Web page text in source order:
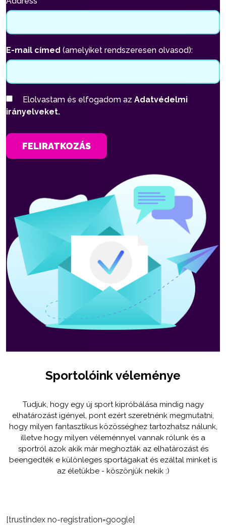
E-mail címed (amelyiket rendszeresen olvasod):
Elolvastam és elfogadom az Adatvédelmi
irányelveket.
FELIRATKOZÁS
Sportolóink véleménye
Tudjuk, hogy egy új sport kipróbálása mindig nagy
elhatározást igényel, pont ezért szeretnénk megmutatni,
hogy milyen fantasztikus közösséghez tartozhatsz nálunk,
illetve hogy milyen véleménnyel vannak rólunk és a
sportról azok akik már meghozták az elhatározást és
beengedték e különleges sportágakat és ezáltal minket is
az életükbe - köszönjük nekik :)
[trustindex no-registration=google]